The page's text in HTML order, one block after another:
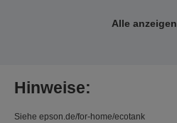
Alle anzeigen
Hinweise:
Siehe epson.de/for-home/ecotank